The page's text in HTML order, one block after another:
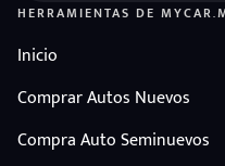
HERRAMIENTAS DE
Inicio
Comprar Autos Nuevos
Compra Auto Seminuevos